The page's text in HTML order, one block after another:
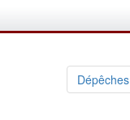
Dépêches